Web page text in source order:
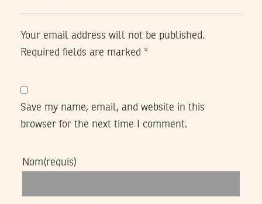
Your email address will not be published.
Required fields are marked *
Save my name, email, and website in this
browser for the next time I comment.
Nom(requis)